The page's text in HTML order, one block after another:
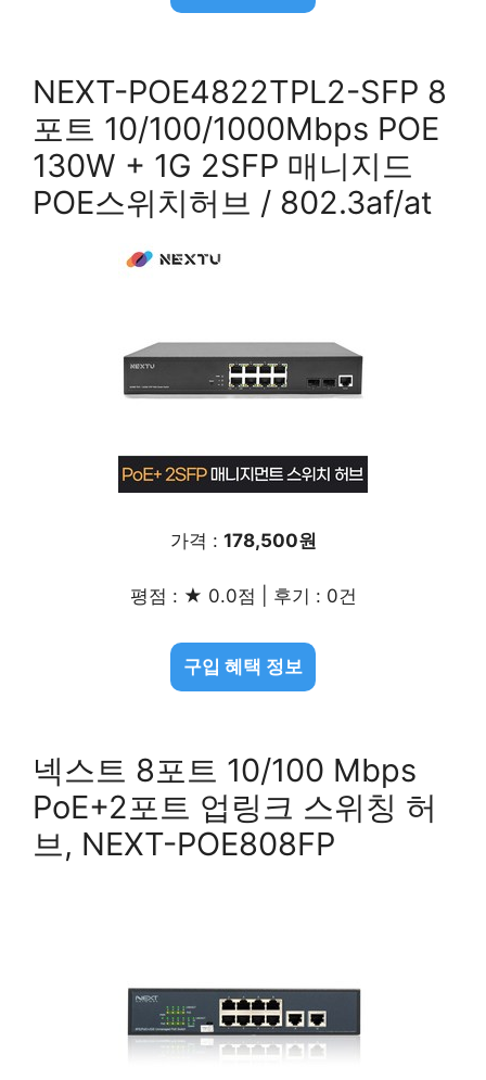
NEXT-POE4822TPL2-SFP 8
포트 10/100/1000Mbps POE
130W + 1G 2SFP 매니지드
POE스위치허브 / 802.3af/at
가격 : 178,500원
평점 : ★ 0.0점 | 후기 : 0건
구입 혜택 정보
넥스트 8포트 10/100 Mbps
PoE+2포트 업링크 스위칭 허
브, NEXT-POE808FP